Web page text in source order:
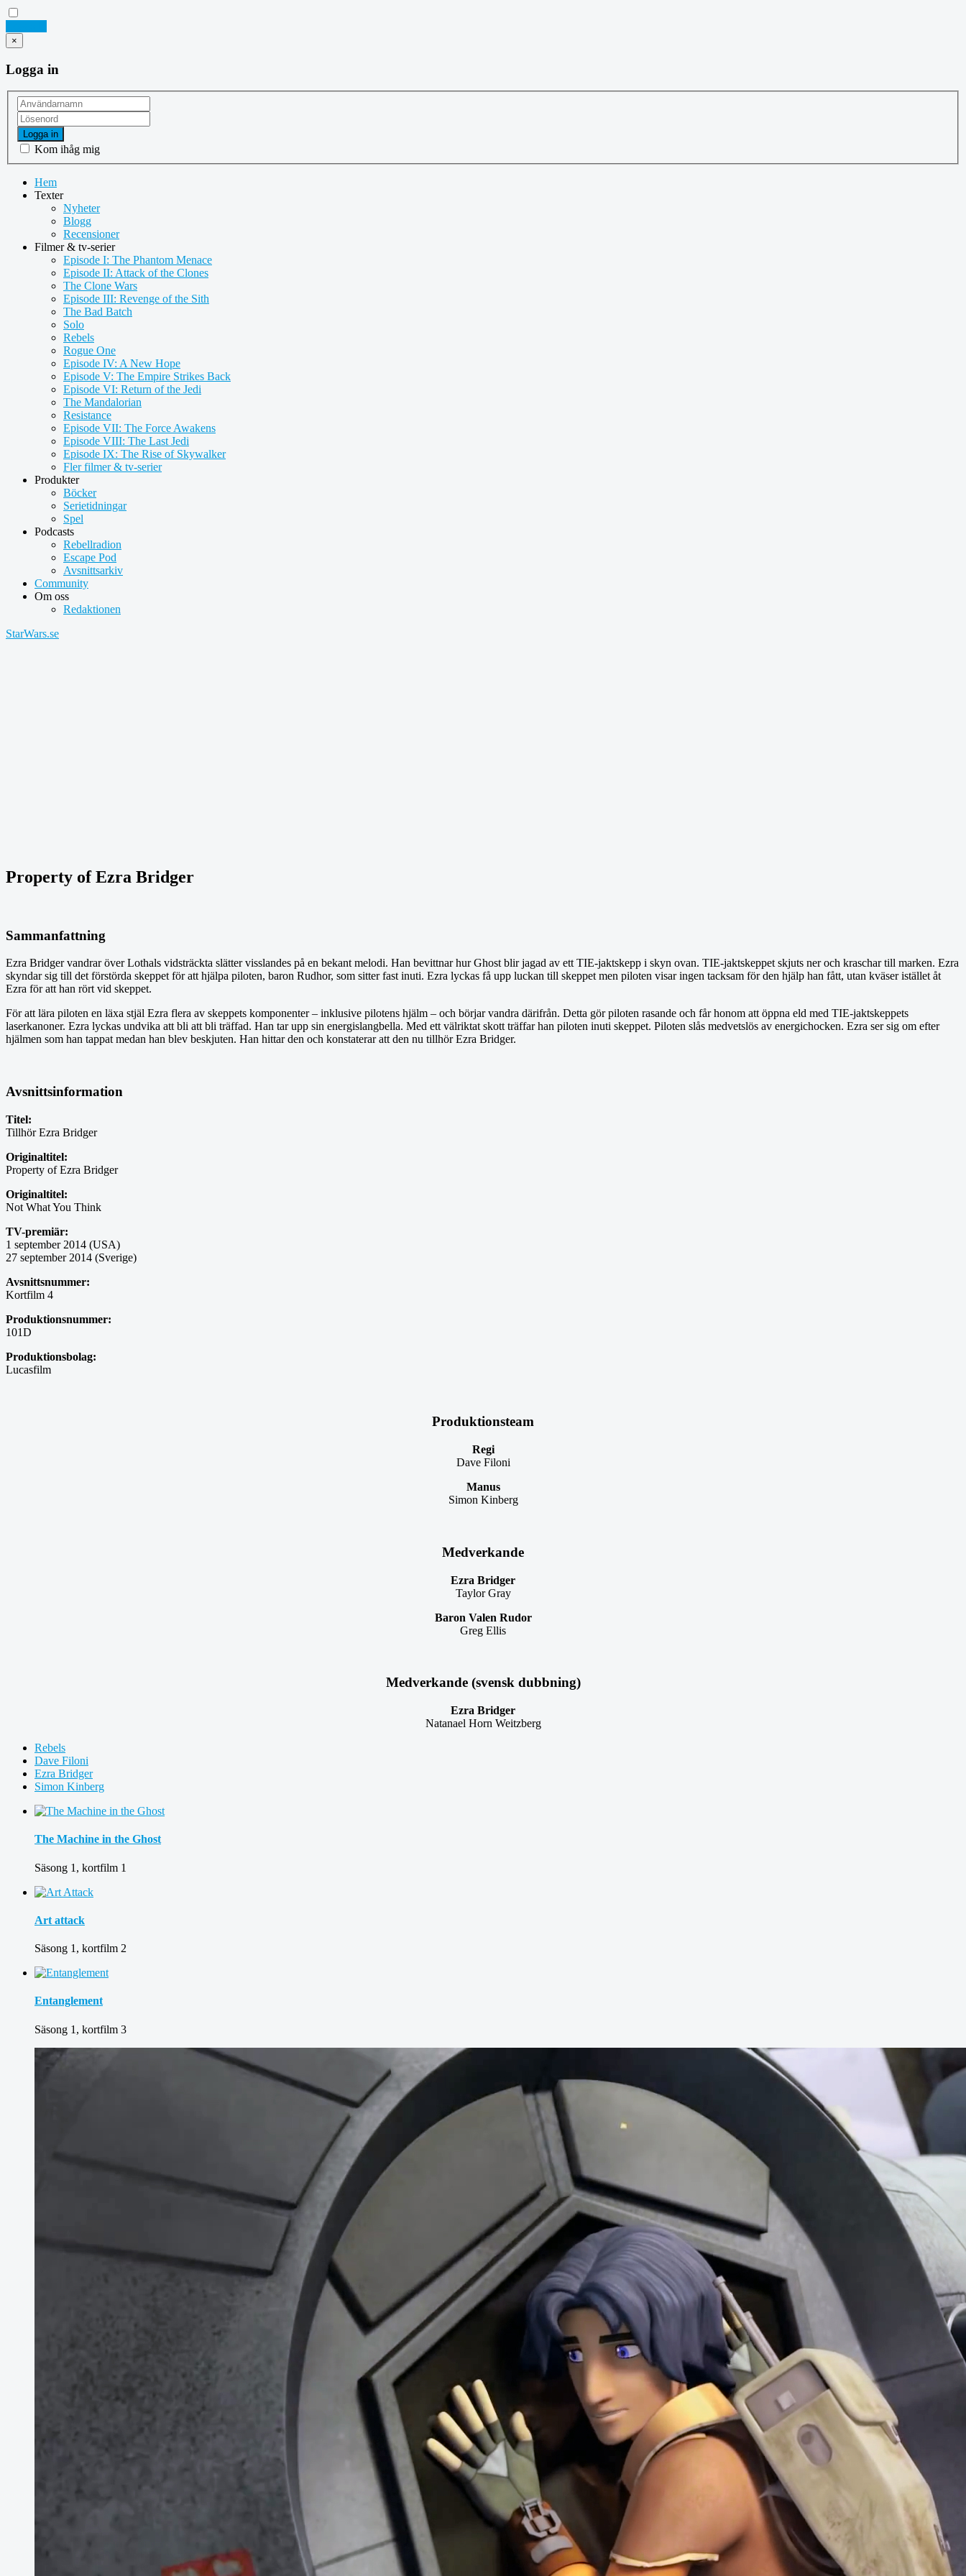
×
Logga in
Logga in
Kom ihåg mig
Hem
Texter
Nyheter
Blogg
Recensioner
Filmer & tv-serier
Episode I: The Phantom Menace
Episode II: Attack of the Clones
The Clone Wars
Episode III: Revenge of the Sith
The Bad Batch
Solo
Rebels
Rogue One
Episode IV: A New Hope
Episode V: The Empire Strikes Back
Episode VI: Return of the Jedi
The Mandalorian
Resistance
Episode VII: The Force Awakens
Episode VIII: The Last Jedi
Episode IX: The Rise of Skywalker
Fler filmer & tv-serier
Produkter
Böcker
Serietidningar
Spel
Podcasts
Rebellradion
Escape Pod
Avsnittsarkiv
Community
Om oss
Redaktionen
StarWars.se
Property of Ezra Bridger
Sammanfattning
Ezra Bridger vandrar över Lothals vidsträckta slätter visslandes på en bekant melodi. Han bevittnar hur Ghost blir jagad av ett TIE-jaktskepp i skyn ovan. TIE-jaktskeppet skjuts ner och kraschar till marken. Ezra
skyndar sig till det förstörda skeppet för att hjälpa piloten, baron Rudhor, som sitter fast inuti. Ezra lyckas få upp luckan till skeppet men piloten visar ingen tacksam för den hjälp han fått, utan kväser istället åt
Ezra för att han rört vid skeppet.
För att lära piloten en läxa stjäl Ezra flera av skeppets komponenter – inklusive pilotens hjälm – och börjar vandra därifrån. Detta gör piloten rasande och får honom att öppna eld med TIE-jaktskeppets
laserkanoner. Ezra lyckas undvika att bli att bli träffad. Han tar upp sin energislangbella. Med ett välriktat skott träffar han piloten inuti skeppet. Piloten slås medvetslös av energichocken. Ezra ser sig om efter
hjälmen som han tappat medan han blev beskjuten. Han hittar den och konstaterar att den nu tillhör Ezra Bridger.
Avsnittsinformation
Titel:
Tillhör Ezra Bridger
Originaltitel:
Property of Ezra Bridger
Originaltitel:
Not What You Think
TV-premiär:
1 september 2014 (USA)
27 september 2014 (Sverige)
Avsnittsnummer:
Kortfilm 4
Produktionsnummer:
101D
Produktionsbolag:
Lucasfilm
Produktionsteam
Regi
Dave Filoni
Manus
Simon Kinberg
Medverkande
Ezra Bridger
Taylor Gray
Baron Valen Rudor
Greg Ellis
Medverkande (svensk dubbning)
Ezra Bridger
Natanael Horn Weitzberg
Rebels
Dave Filoni
Ezra Bridger
Simon Kinberg
The Machine in the Ghost
Säsong 1, kortfilm 1
Art attack
Säsong 1, kortfilm 2
Entanglement
Säsong 1, kortfilm 3